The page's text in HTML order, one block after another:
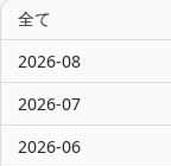
全て
2026-08
2026-07
2026-06